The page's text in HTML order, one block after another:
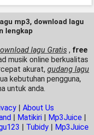
mp3, download lagu
lengkap
lagu Gratis , free
musik online berkualitas
akurat, gudang lagu
kebutuhan pengguna,
untuk anda.
| About Us
| Matikiri| Mp3Juice|
| Tubidy | Mp3Juice